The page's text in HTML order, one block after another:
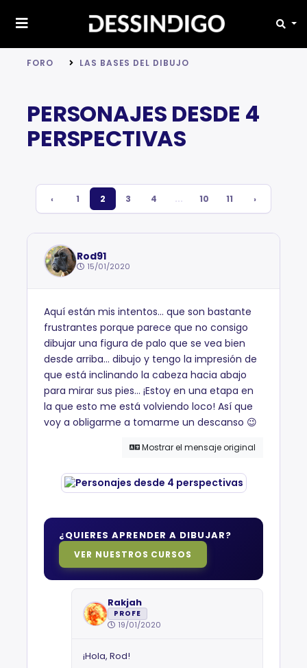
FORO LAS BASES DEL DIBUJO
PERSONAJES DESDE 4
PERSPECTIVAS
‹ 1 2 3 4 ... 10 11 ›
Rod91
15/01/2020
Aquí están mis intentos… que son bastante
frustrantes porque parece que no consigo
dibujar una figura de palo que se vea bien
desde arriba… dibujo y tengo la impresión de
que está inclinando la cabeza hacia abajo
para mirar sus pies… ¡Estoy en una etapa en
la que esto me está volviendo loco! Así que
voy a obligarme a tomarme un descanso 😉
Mostrar el mensaje original
¿QUIERES APRENDER A DIBUJAR?
VER NUESTROS CURSOS
Rakjah
PROFE
19/01/2020
¡Hola, Rod!